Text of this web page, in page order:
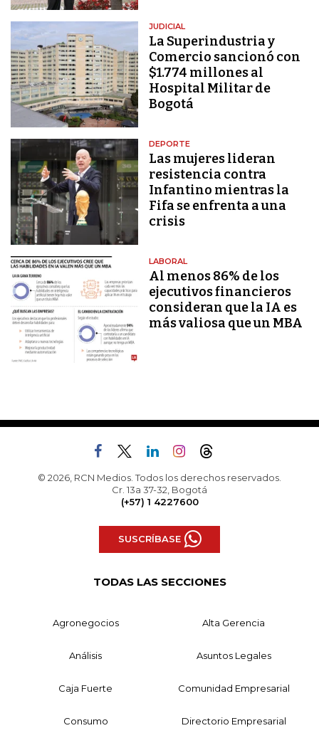
JUDICIAL
La Superindustria y
Comercio sancionó con
$1.774 millones al
Hospital Militar de
Bogotá
DEPORTE
Las mujeres lideran
resistencia contra
Infantino mientras la
Fifa se enfrenta a una
crisis
LABORAL
Al menos 86% de los
ejecutivos financieros
consideran que la IA es
más valiosa que un MBA
© 2026, RCN Medios. Todos los derechos reservados.
Cr. 13a 37-32, Bogotá
(+57) 1 4227600
SUSCRÍBASE
TODAS LAS SECCIONES
Agronegocios Alta Gerencia
Análisis Asuntos Legales
Caja Fuerte Comunidad Empresarial
Consumo Directorio Empresarial